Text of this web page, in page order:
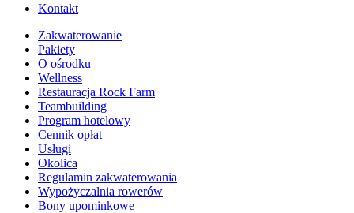
Kontakt
Zakwaterowanie
Pakiety
O ośrodku
Wellness
Restauracja Rock Farm
Teambuilding
Program hotelowy
Cennik opłat
Usługi
Okolica
Regulamin zakwaterowania
Wypożyczalnia rowerów
Bony upominkowe